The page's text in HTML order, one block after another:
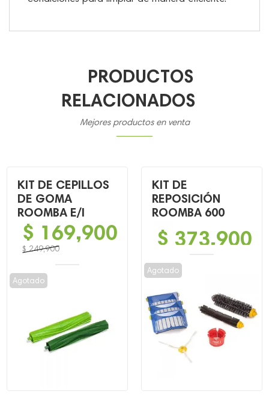
PRODUCTOS
RELACIONADOS
Mejores productos en venta
KIT DE CEPILLOS
DE GOMA
ROOMBA E/I
$249,900
precio
original
$ 169,900
precio
actual
Agotado
KIT DE
REPOSICIÓN
ROOMBA 600
$ 373,900
Agotado